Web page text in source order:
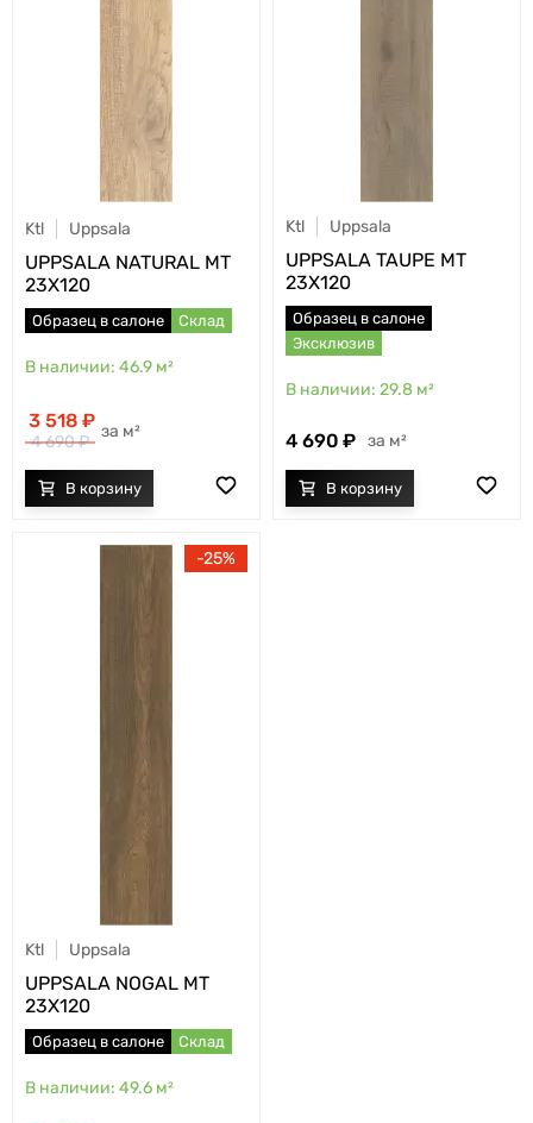
Ktl Uppsala
UPPSALA NATURAL MT
23X120
Образец в салоне Склад
46.9 м²
3 518
4 690
м²
Ktl Uppsala
UPPSALA TAUPE MT
23X120
Образец в салоне
Эксклюзив
29.8 м²
4 690 м²
25
Ktl Uppsala
UPPSALA NOGAL MT
23X120
Образец в салоне Склад
49.6 м²